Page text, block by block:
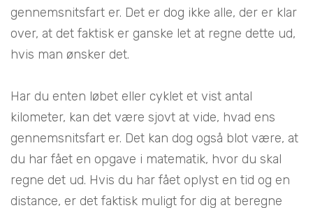
gennemsnitsfart er. Det er dog ikke alle, der er klar
over, at det faktisk er ganske let at regne dette ud,
hvis man ønsker det.
Har du enten løbet eller cyklet et vist antal
kilometer, kan det være sjovt at vide, hvad ens
gennemsnitsfart er. Det kan dog også blot være, at
du har fået en opgave i matematik, hvor du skal
regne det ud. Hvis du har fået oplyst en tid og en
distance, er det faktisk muligt for dig at beregne